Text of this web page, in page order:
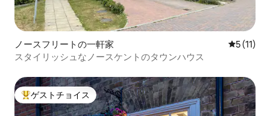
ノースフリートの一軒家 レビュー
5 (11)
スタイリッシュなノースケントのタウンハウス
大好評のゲストチョイスです。
ゲストチョイス